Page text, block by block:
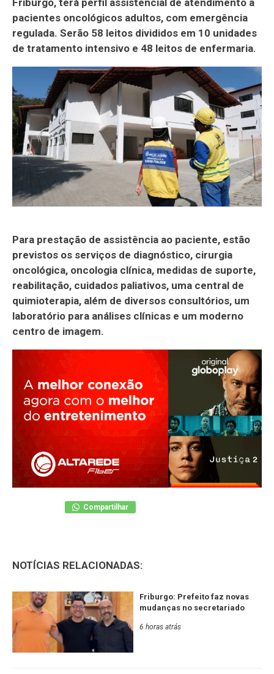
pacientes oncológicos adultos, com emergência
regulada. Serão 58 leitos divididos em 10 unidades
de tratamento intensivo e 48 leitos de enfermaria.
Para prestação de assistência ao paciente, estão
previstos os serviços de diagnóstico, cirurgia
oncológica, oncologia clínica, medidas de suporte,
reabilitação, cuidados paliativos, uma central de
quimioterapia, além de diversos consultórios, um
laboratório para análises clínicas e um moderno
centro de imagem.
Compartilhar
NOTÍCIAS RELACIONADAS:
Friburgo: Prefeito faz novas
mudanças no secretariado
6 horas atrás